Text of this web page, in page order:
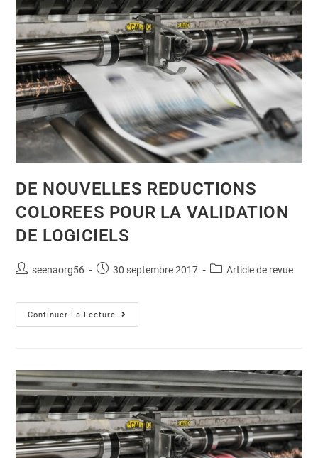
DE NOUVELLES REDUCTIONS
COLOREES POUR LA VALIDATION
DE LOGICIELS
seenaorg56 30 septembre 2017 Article de revue
Continuer La Lecture